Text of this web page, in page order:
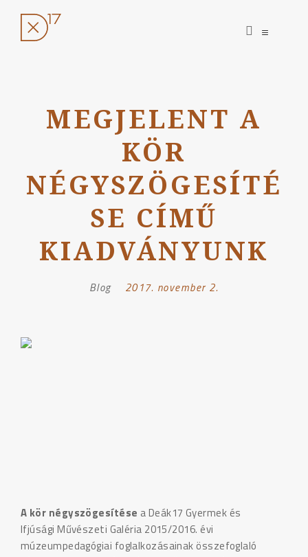
tartalomhoz
open
open
MEGJELENT A
KÖR
NÉGYSZÖGESÍTÉ
SE CÍMŰ
KIADVÁNYUNK
Blog
Posted
2017. november 2.
A kör négyszögesítése a Deák17 Gyermek és
Ifjúsági Művészeti Galéria 2015/2016. évi
múzeumpedagógiai foglalkozásainak összefoglaló